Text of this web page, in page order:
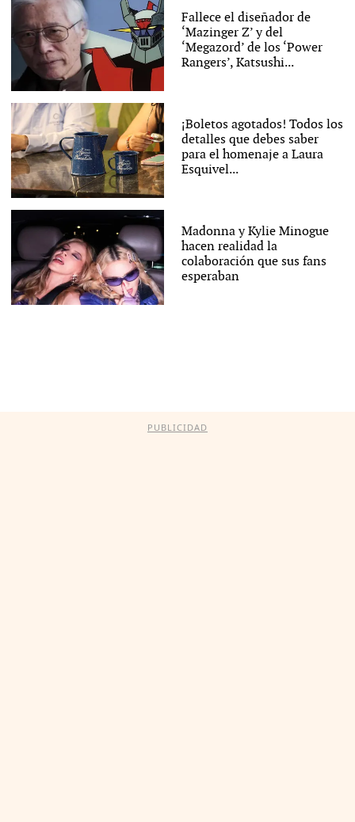
Fallece el diseñador de
‘Mazinger Z’ y del
‘Megazord’ de los ‘Power
Rangers’, Katsushi...
¡Boletos agotados! Todos los
detalles que debes saber
para el homenaje a Laura
Esquivel...
Madonna y Kylie Minogue
hacen realidad la
colaboración que sus fans
esperaban
PUBLICIDAD